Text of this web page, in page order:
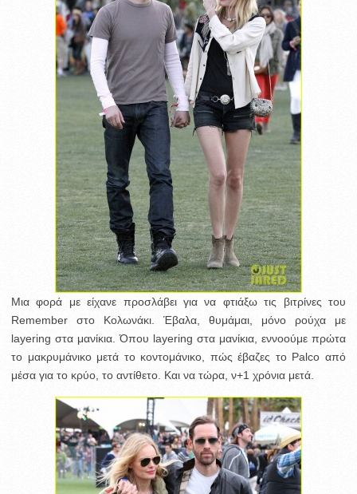
Μια φορά με είχανε προσλάβει για να φτιάξω τις βιτρίνες του
Remember στο Κολωνάκι. Έβαλα, θυμάμαι, μόνο ρούχα με
layering στα μανίκια. Όπου layering στα μανίκια, εννοούμε πρώτα
το μακρυμάνικο μετά το κοντομάνικο, πώς έβαζες το Palco από
μέσα για το κρύο, το αντίθετο. Και να τώρα, ν+1 χρόνια μετά.